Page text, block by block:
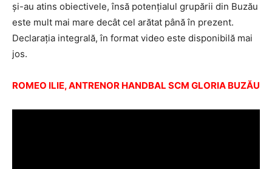
şi-au atins obiectivele, însă potenţialul grupării din Buzău
este mult mai mare decât cel arătat până în prezent.
Declaraţia integrală, în format video este disponibilă mai
jos.
ROMEO ILIE, ANTRENOR HANDBAL SCM GLORIA BUZĂU